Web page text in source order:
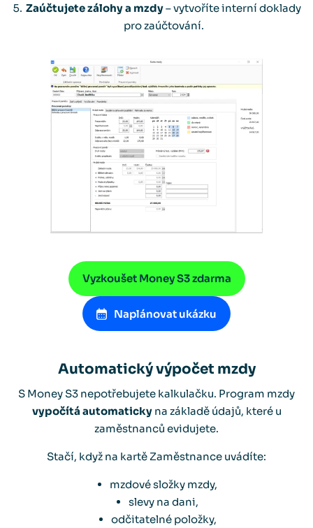
Zaúčtujete zálohy a mzdy– vytvoříte interní doklady
pro zaúčtování.
Vyzkoušet Money S3 zdarma
Naplánovat ukázku
Automatický výpočet mzdy
S Money S3 nepotřebujete kalkulačku. Program mzdy
vypočítá automatickyna základě údajů, které u
zaměstnanců evidujete.
Stačí, když na kartě Zaměstnance uvádíte:
mzdové složky mzdy,
slevy na dani,
odčitatelné položky,